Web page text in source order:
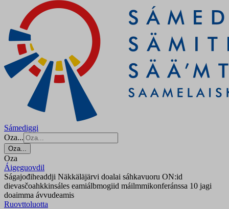
Sámediggi
Oza...
Oza...
Oza
Áigeguovdil
Ságajođiheaddji Näkkäläjärvi doalai sáhkavuoru ON:id
dievasčoahkkinsáles eamiálbmogiid máilmmikonferánssa 10 jagi
doaimma ávvudeamis
Ruovttoluotta